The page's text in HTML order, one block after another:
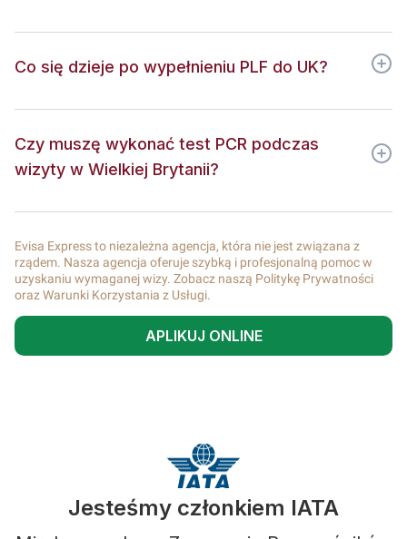
Co się dzieje po wypełnieniu PLF do UK?
Czy muszę wykonać test PCR podczas
wizyty w Wielkiej Brytanii?
Evisa Express to niezależna agencja, która nie jest związana z
rządem. Nasza agencja oferuje szybką i profesjonalną pomoc w
uzyskaniu wymaganej wizy. Zobacz naszą Politykę Prywatności
oraz Warunki Korzystania z Usługi.
APLIKUJ ONLINE
Jesteśmy członkiem IATA